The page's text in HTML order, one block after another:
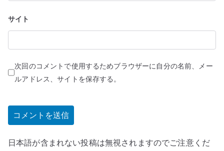
サイト
次回のコメントで使用するためブラウザーに自分の名前、メー
ルアドレス、サイトを保存する。
日本語が含まれない投稿は無視されますのでご注意くだ